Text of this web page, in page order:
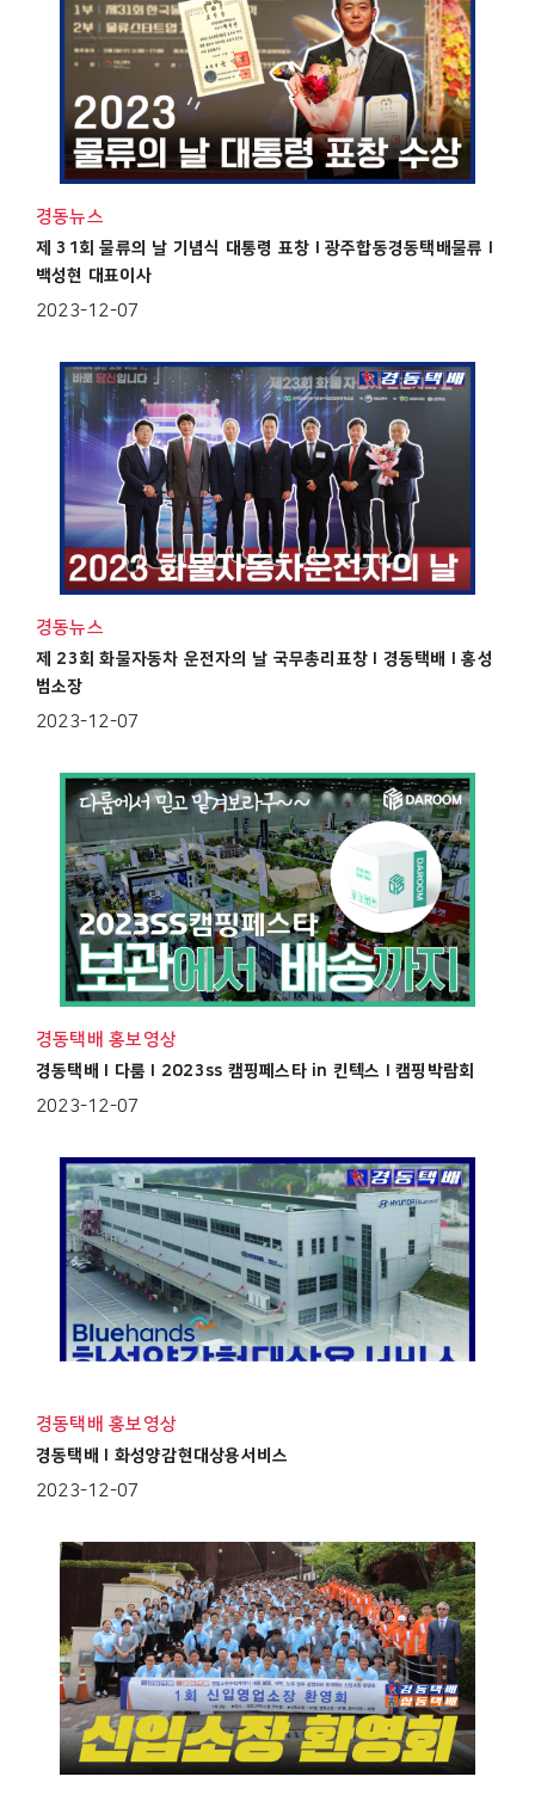
경동뉴스
제 31회 물류의 날 기념식 대통령 표창 I 광주합동경동택배물류 I
백성현 대표이사
2023-12-07
경동뉴스
제 23회 화물자동차 운전자의 날 국무총리표창 I 경동택배 I 홍성
범소장
2023-12-07
경동택배 홍보영상
경동택배 I 다룸 I 2023ss 캠핑페스타 in 킨텍스 I 캠핑박람회
2023-12-07
경동택배 홍보영상
경동택배 I 화성양감현대상용서비스
2023-12-07